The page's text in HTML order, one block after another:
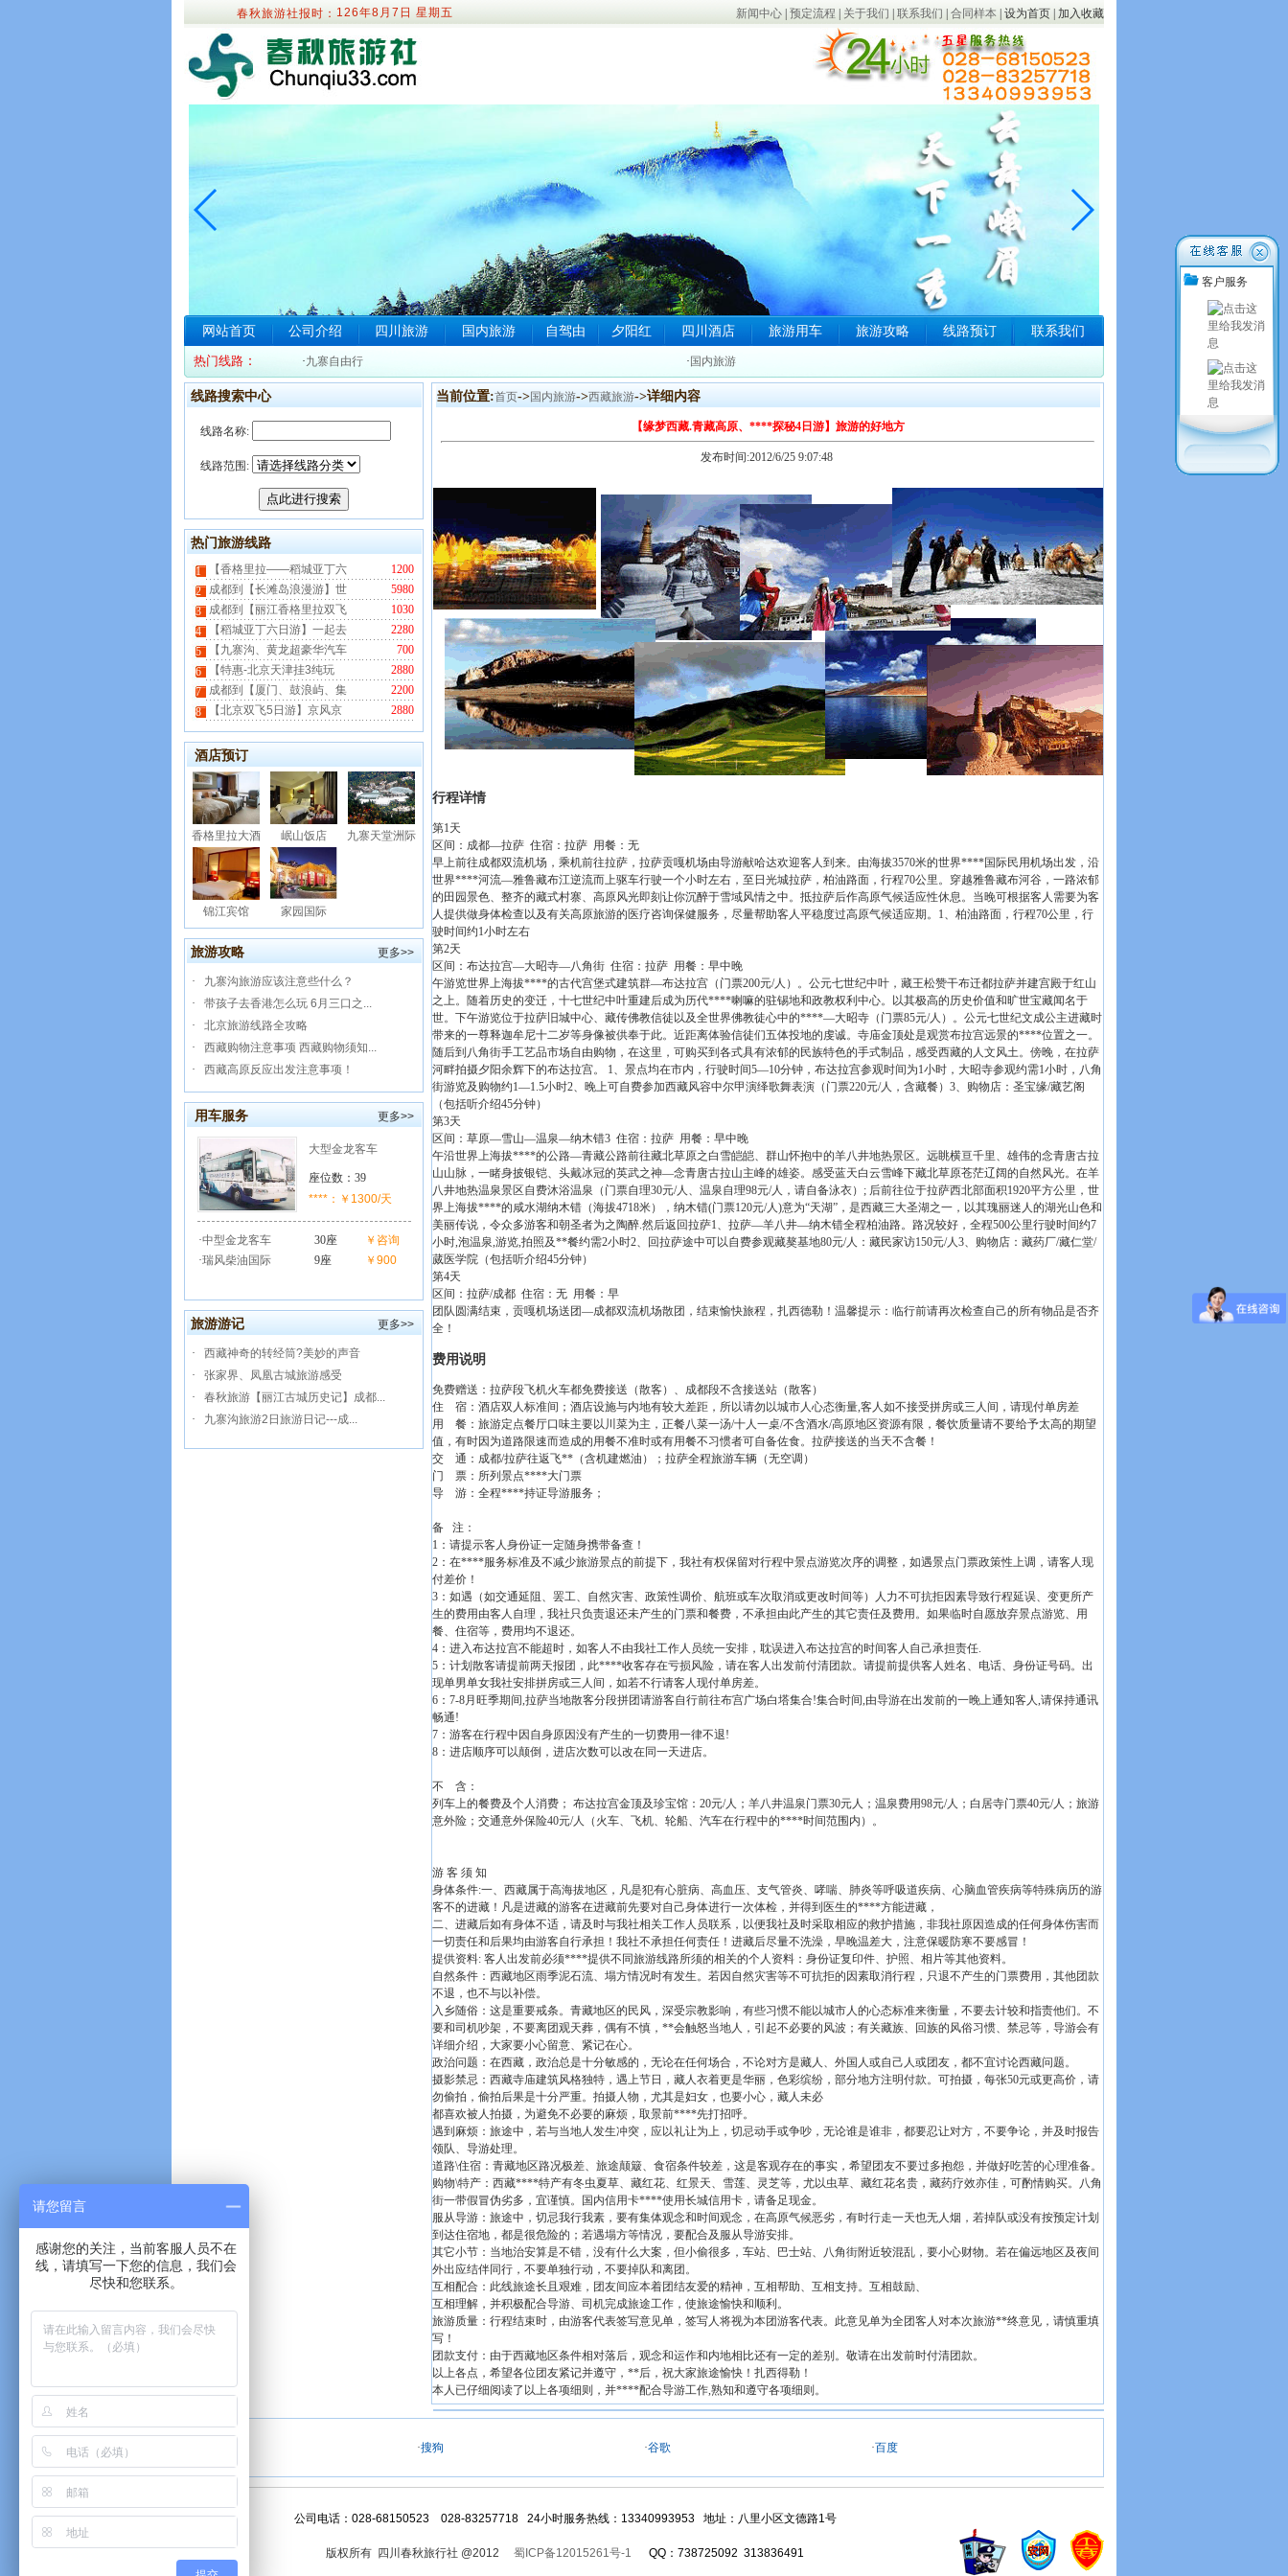
春秋旅游社报时： 126年8月7日 星期五 新闻中心 预定流程 关于我们 联系我们 合同样本 设为首页 加入收藏
网站首页 公司介绍 四川旅游 国内旅游 自驾由 夕阳红 四川酒店 旅游用车 旅游攻略 线路预订 联系我们
热门线路 ： ·九寨自由行 · 国内旅游
线路搜索中心
线路名称:
线路范围:
热门旅游线路
1 【香格里拉——稻城亚丁六
1200
2 成都到【长滩岛浪漫游】世
5980
3 成都到【丽江香格里拉双飞
1030
4 【稻城亚丁六日游】一起去
2280
5 【九寨沟、黄龙超豪华汽车
700
6 【特惠-北京天津挂3纯玩
2880
7 成都到【厦门、鼓浪屿、集
2200
8 【北京双飞5日游】京风京 2880
酒店预订
香格里拉大酒 岷山饭店 九寨天堂洲际
锦江宾馆 家园国际
旅游攻略 更多>>
·
九寨沟旅游应该注意些什么？
·
带孩子去香港怎么玩 6月三口之...
·
北京旅游线路全攻略
·
西藏购物注意事项 西藏购物须知...
·
西藏高原反应出发注意事项！
用车服务 更多>>
大型金龙客车
座位数：39
****：￥1300/天
·中型金龙客车 30座
￥咨询
·瑞风柴油国际 9座 ￥900
旅游游记 更多>>
·
西藏神奇的转经筒?美妙的声音
·
张家界、凤凰古城旅游感受
·
春秋旅游【丽江古城历史记】成都...
·
九寨沟旅游2日旅游日记---成...
当前位置:首页->国内旅游->西藏旅游->详细内容
【缘梦西藏.青藏高原、****探秘4日游】旅游的好地方
发布时间:2012/6/25 9:07:48
行程详情
第1天
区间：成都—拉萨 住宿：拉萨 用餐：无
早上前往成都双流机场，乘机前往拉萨，拉萨贡嘎机场由导游献哈达欢迎客人到来。由海拔3570米的世界****国际民用机场出发，沿
世界****河流—雅鲁藏布江逆流而上驱车行驶一个小时左右，至日光城拉萨，柏油路面，行程70公里。穿越雅鲁藏布河谷，一路浓郁
的田园景色、整齐的藏式村寨、高原风光即刻让你沉醉于雪域风情之中。抵拉萨后作高原气候适应性休息。当晚可根据客人需要为客
人提供做身体检查以及有关高原旅游的医疗咨询保健服务，尽量帮助客人平稳度过高原气候适应期。1、柏油路面，行程70公里，行
驶时间约1小时左右
第2天
区间：布达拉宫—大昭寺—八角街 住宿：拉萨 用餐：早中晚
午游览世界上海拔****的古代宫堡式建筑群—布达拉宫（门票200元/人）。公元七世纪中叶，藏王松赞干布迁都拉萨并建宫殿于红山
之上。随着历史的变迁，十七世纪中叶重建后成为历代****喇嘛的驻锡地和政教权利中心。以其极高的历史价值和旷世宝藏闻名于
世。下午游览位于拉萨旧城中心、藏传佛教信徒以及全世界佛教徒心中的****—大昭寺（门票85元/人）。公元七世纪文成公主进藏时
带来的一尊释迦牟尼十二岁等身像被供奉于此。近距离体验信徒们五体投地的虔诚。寺庙金顶处是观赏布拉宫远景的****位置之一。
随后到八角街手工艺品市场自由购物，在这里，可购买到各式具有浓郁的民族特色的手式制品，感受西藏的人文风土。傍晚，在拉萨
河畔拍摄夕阳余辉下的布达拉宫。 1、景点均在市内，行驶时间5—10分钟，布达拉宫参观时间为1小时，大昭寺参观约需1小时，八角
街游览及购物约1—1.5小时2、晚上可自费参加西藏风容中尔甲演绎歌舞表演（门票220元/人，含藏餐）3、购物店：圣宝缘/藏艺阁
（包括听介绍45分钟）
第3天
区间：草原—雪山—温泉—纳木错3 住宿：拉萨 用餐：早中晚
午沿世界上海拔****的公路—青藏公路前往藏北草原之白雪皑皑、群山怀抱中的羊八井地热景区。远眺横亘千里、雄伟的念青唐古拉
山山脉，一睹身披银铠、头戴冰冠的英武之神—念青唐古拉山主峰的雄姿。感受蓝天白云雪峰下藏北草原苍茫辽阔的自然风光。在羊
八井地热温泉景区自费沐浴温泉（门票自理30元/人、温泉自理98元/人，请自备泳衣）; 后前往位于拉萨西北部面积1920平方公里，世
界上海拔****的咸水湖纳木错（海拔4718米），纳木错(门票120元/人)意为“天湖”，是西藏三大圣湖之一，以其瑰丽迷人的湖光山色和
美丽传说，令众多游客和朝圣者为之陶醉.然后返回拉萨1、拉萨—羊八井—纳木错全程柏油路。路况较好，全程500公里行驶时间约7
小时,泡温泉,游览,拍照及**餐约需2小时2、回拉萨途中可以自费参观藏獒基地80元/人：藏民家访150元/人3、购物店：藏药厂/藏仁堂/
蒇医学院（包括听介绍45分钟）
第4天
区间：拉萨/成都 住宿：无 用餐：早
团队圆满结束，贡嘎机场送团—成都双流机场散团，结束愉快旅程，扎西德勒！温馨提示：临行前请再次检查自己的所有物品是否齐
全！
费用说明
免费赠送：拉萨段飞机火车都免费接送（散客）、成都段不含接送站（散客）
住 宿：酒店双人标准间；酒店设施与内地有较大差距，所以请勿以城市人心态衡量,客人如不接受拼房或三人间，请现付单房差
用 餐：旅游定点餐厅口味主要以川菜为主，正餐八菜一汤/十人一桌/不含酒水/高原地区资源有限，餐饮质量请不要给予太高的期望
值，有时因为道路限速而造成的用餐不准时或有用餐不习惯者可自备佐食。拉萨接送的当天不含餐！
交 通：成都/拉萨往返飞**（含机建燃油）；拉萨全程旅游车辆（无空调）
门 票：所列景点****大门票
导 游：全程****持证导游服务；
备 注：
1：请提示客人身份证一定随身携带备查！
2：在****服务标准及不减少旅游景点的前提下，我社有权保留对行程中景点游览次序的调整，如遇景点门票政策性上调，请客人现
付差价！
3：如遇（如交通延阻、罢工、自然灾害、政策性调价、航班或车次取消或更改时间等）人力不可抗拒因素导致行程延误、变更所产
生的费用由客人自理，我社只负责退还未产生的门票和餐费，不承担由此产生的其它责任及费用。如果临时自愿放弃景点游览、用
餐、住宿等，费用均不退还。
4：进入布达拉宫不能超时，如客人不由我社工作人员统一安排，耽误进入布达拉宫的时间客人自己承担责任.
5：计划散客请提前两天报团，此****收客存在亏损风险，请在客人出发前付清团款。请提前提供客人姓名、电话、身份证号码。出
现单男单女我社安排拼房或三人间，如若不行请客人现付单房差。
6：7-8月旺季期间,拉萨当地散客分段拼团请游客自行前往布宫广场白塔集合!集合时间,由导游在出发前的一晚上通知客人,请保持通讯
畅通!
7：游客在行程中因自身原因没有产生的一切费用一律不退!
8：进店顺序可以颠倒，进店次数可以改在同一天进店。
不 含：
列车上的餐费及个人消费； 布达拉宫金顶及珍宝馆：20元/人；羊八井温泉门票30元人；温泉费用98元/人；白居寺门票40元/人；旅游
意外险；交通意外保险40元/人（火车、飞机、轮船、汽车在行程中的****时间范围内）。
游 客 须 知
身体条件:一、西藏属于高海拔地区，凡是犯有心脏病、高血压、支气管炎、哮喘、肺炎等呼吸道疾病、心脑血管疾病等特殊病历的游
客不的进藏！凡是进藏的游客在进藏前先要对自己身体进行一次体检，并得到医生的****方能进藏，
二、进藏后如有身体不适，请及时与我社相关工作人员联系，以便我社及时采取相应的救护措施，非我社原因造成的任何身体伤害而
一切责任和后果均由游客自行承担！我社不承担任何责任！进藏后尽量不洗澡，早晚温差大，注意保暖防寒不要感冒！
提供资料: 客人出发前必须****提供不同旅游线路所须的相关的个人资料：身份证复印件、护照、相片等其他资料。
自然条件：西藏地区雨季泥石流、塌方情况时有发生。若因自然灾害等不可抗拒的因素取消行程，只退不产生的门票费用，其他团款
不退，也不与以补偿。
入乡随俗：这是重要戒条。青藏地区的民风，深受宗教影响，有些习惯不能以城市人的心态标准来衡量，不要去计较和指责他们。不
要和司机吵架，不要离团观天葬，偶有不慎，**会触怒当地人，引起不必要的风波；有关藏族、回族的风俗习惯、禁忌等，导游会有
详细介绍，大家要小心留意、紧记在心。
政治问题：在西藏，政治总是十分敏感的，无论在任何场合，不论对方是藏人、外国人或自己人或团友，都不宜讨论西藏问题。
摄影禁忌：西藏寺庙建筑风格独特，遇上节日，藏人衣着更是华丽，色彩缤纷，部分地方注明付款。可拍摄，每张50元或更高价，请
勿偷拍，偷拍后果是十分严重。拍摄人物，尤其是妇女，也要小心，藏人未必
都喜欢被人拍摄，为避免不必要的麻烦，取景前****先打招呼。
遇到麻烦：旅途中，若与当地人发生冲突，应以礼让为上，切忌动手或争吵，无论谁是谁非，都要忍让对方，不要争论，并及时报告
领队、导游处理。
道路\住宿：青藏地区路况极差、旅途颠簸、食宿条件较差，这是客观存在的事实，希望团友不要过多抱怨，并做好吃苦的心理准备。
购物\特产：西藏****特产有冬虫夏草、藏红花、红景天、雪莲、灵芝等，尤以虫草、藏红花名贵，藏药疗效亦佳，可酌情购买。八角
街一带假冒伪劣多，宜谨慎。国内信用卡****使用长城信用卡，请备足现金。
服从导游：旅途中，切忌我行我素，要有集体观念和时间观念，在高原气候恶劣，有时行走一天也无人烟，若掉队或没有按预定计划
到达住宿地，都是很危险的；若遇塌方等情况，要配合及服从导游安排。
其它小节：当地治安算是不错，没有什么大案，但小偷很多，车站、巴士站、八角街附近较混乱，要小心财物。若在偏远地区及夜间
外出应结伴同行，不要单独行动，不要掉队和离团。
互相配合：此线旅途长且艰难，团友间应本着团结友爱的精神，互相帮助、互相支持。互相鼓励、
互相理解，并积极配合导游、司机完成旅途工作，使旅途愉快和顺利。
旅游质量：行程结束时，由游客代表签写意见单，签写人将视为本团游客代表。此意见单为全团客人对本次旅游**终意见，请慎重填
写！
团款支付：由于西藏地区条件相对落后，观念和运作和内地相比还有一定的差别。敬请在出发前时付清团款。
以上各点，希望各位团友紧记并遵守，**后，祝大家旅途愉快！扎西得勒！
本人已仔细阅读了以上各项细则，并****配合导游工作,熟知和遵守各项细则。
·搜狗 ·谷歌 ·百度
公司电话：028-68150523 028-83257718 24小时服务热线：13340993953 地址：八里小区文德路1号
版权所有 四川春秋旅行社 @2012 蜀ICP备12015261号-1 QQ：738725092 313836491
客户服务
请您留言
感谢您的关注，当前客服人员不在
线，请填写一下您的信息，我们会
尽快和您联系。